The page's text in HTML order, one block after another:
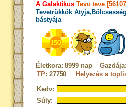
A Galaktikus Tevu teve
Tevetrükkök
bástyája
Életkora: 8999 nap
TP: 27750 Helyezés a
Kedv:
Súly: